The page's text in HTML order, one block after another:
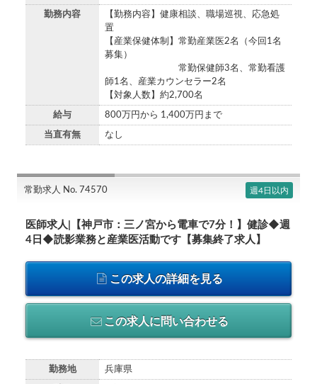
勤務内容
【勤務内容】健康相談、職場巡視、応急処
置
【産業保健体制】常勤産業医2名（今回1名
募集）
常勤保健師3名、常勤看護
師1名、産業カウンセラー2名
【対象人数】約2,700名
給与 800万円から 1,400万円まで
当直有無 なし
常勤求人 No. 74570 週4日以内
医師求人|【神戸市：三ノ宮から電車で7分！】健診◆週
4日◆読影業務と産業医活動です【募集終了求人】
この求人の詳細を見る
この求人に問い合わせる
勤務地 兵庫県